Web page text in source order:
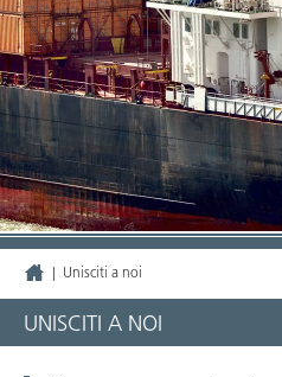
Unisciti a noi
UNISCITI A NOI